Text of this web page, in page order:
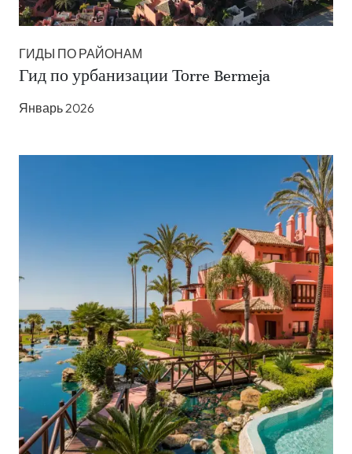
ГИДЫ ПО РАЙОНАМ
Гид по урбанизации Тоrre Bermeja
Январь 2026